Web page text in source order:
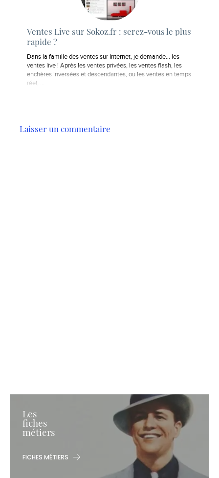
Ventes Live sur Sokoz.fr : serez-vous le plus
rapide ?
Dans la famille des ventes sur Internet, je demande… les
ventes live ! Après les ventes privées, les ventes flash, les
enchères inversées et descendantes, ou les ventes en temps
réel, ...
Laisser un commentaire
Les
fiches
métiers
FICHES MÉTIERS